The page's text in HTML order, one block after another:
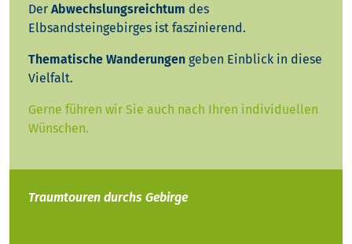
Der Abwechslungsreichtum des
Elbsandsteingebirges ist faszinierend.
Thematische Wanderungen geben Einblick in diese
Vielfalt.
Gerne führen wir Sie auch nach Ihren individuellen
Wünschen.
Traumtouren durchs Gebirge